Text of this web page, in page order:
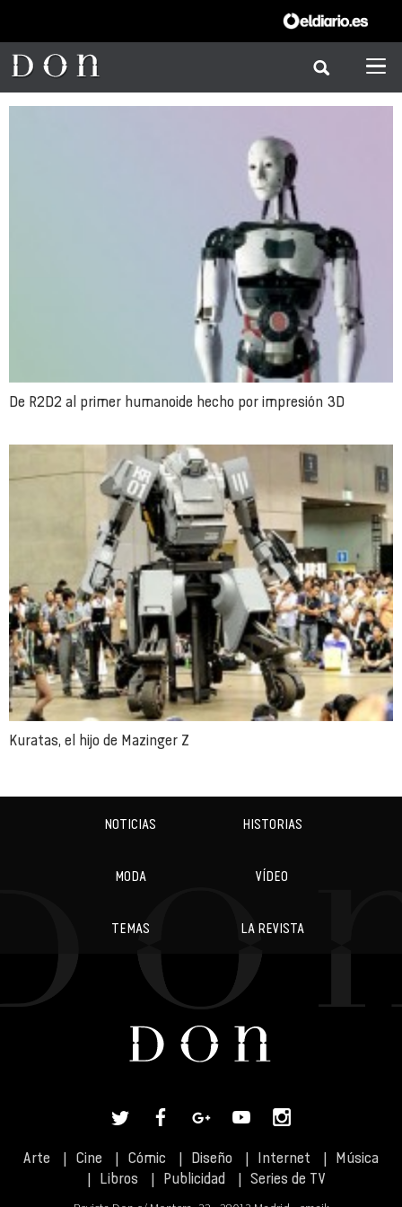
De R2D2 al primer humanoide hecho por impresión 3D
Kuratas, el hijo de Mazinger Z
NOTICIAS HISTORIAS
MODA VÍDEO
TEMAS LA REVISTA
Arte Cine Cómic Diseño Internet
Música
Libros
Publicidad Series de TV